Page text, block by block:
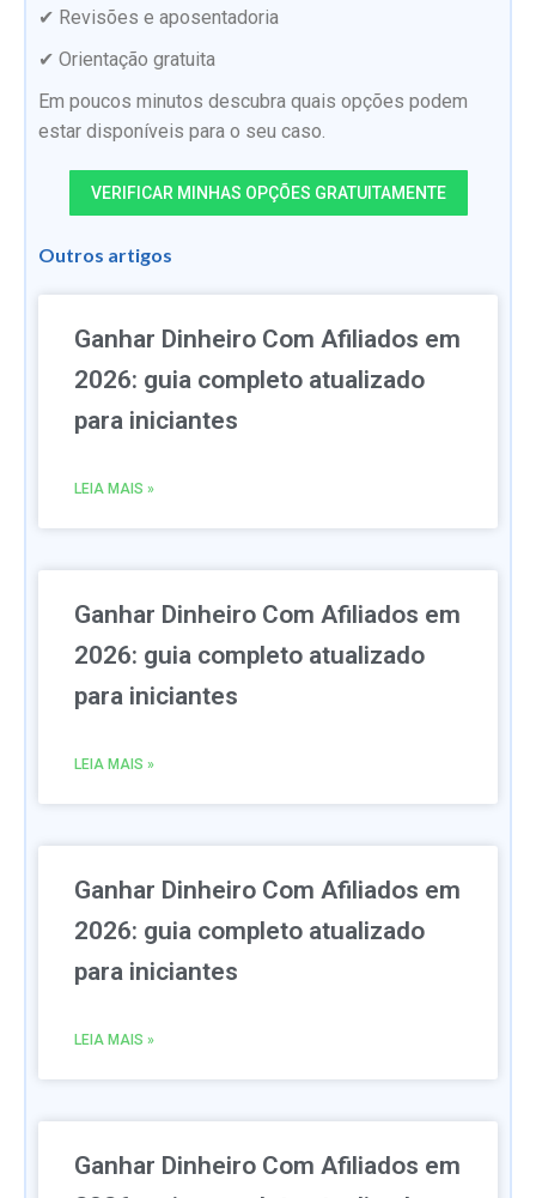
✔ Revisões e aposentadoria
✔ Orientação gratuita
Em poucos minutos descubra quais opções podem
estar disponíveis para o seu caso.
VERIFICAR MINHAS OPÇÕES GRATUITAMENTE
Outros artigos
Ganhar Dinheiro Com Afiliados em
2026: guia completo atualizado
para iniciantes
LEIA MAIS »
Ganhar Dinheiro Com Afiliados em
2026: guia completo atualizado
para iniciantes
LEIA MAIS »
Ganhar Dinheiro Com Afiliados em
2026: guia completo atualizado
para iniciantes
LEIA MAIS »
Ganhar Dinheiro Com Afiliados em